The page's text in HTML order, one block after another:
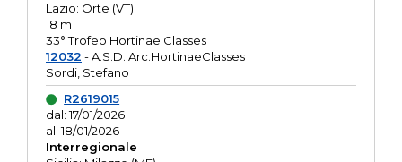
Lazio: Orte (VT)
18 m
33° Trofeo Hortinae Classes
12032 - A.S.D. Arc.HortinaeClasses
Sordi, Stefano
R2619015
dal: 17/01/2026
al: 18/01/2026
Interregionale